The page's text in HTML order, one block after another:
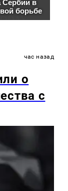
час назад
о
с